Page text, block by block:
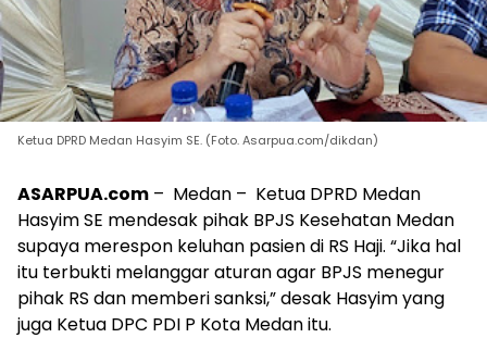
Ketua DPRD Medan Hasyim SE. (Foto. Asarpua.com/dikdan)
ASARPUA.com – Medan – Ketua DPRD Medan
Hasyim SE mendesak pihak BPJS Kesehatan Medan
supaya merespon keluhan pasien di RS Haji. “Jika hal
itu terbukti melanggar aturan agar BPJS menegur
pihak RS dan memberi sanksi,” desak Hasyim yang
juga Ketua DPC PDI P Kota Medan itu.